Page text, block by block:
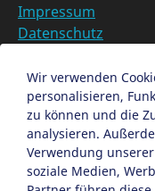
Impressum
Datenschutz
EN
Ein Projekt der
Nürnberg
Wir verwenden
personalisieren,
zu können und die
analysieren.
Verwendung
soziale Medien,